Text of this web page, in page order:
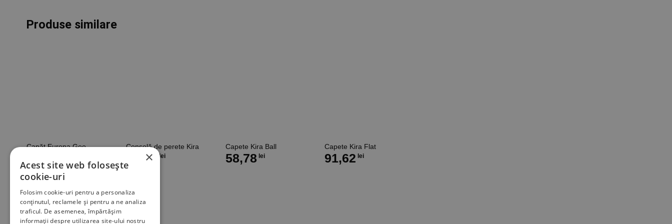
Produse similare
Capăt Europa Geo
From 28,83
Consolă de perete Kira
35,21 lei
Capete Kira Ball
58,78 lei
Capete Kira Flat
91,62 lei
×
Acest site web folosește
cookie-uri
Folosim cookie-uri pentru a personaliza
conținutul, reclamele și pentru a ne analiza
traficul. De asemenea, împărtășim
informații despre utilizarea site-ului nostru